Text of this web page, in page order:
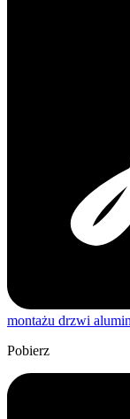
montażu drzwi
Pobierz